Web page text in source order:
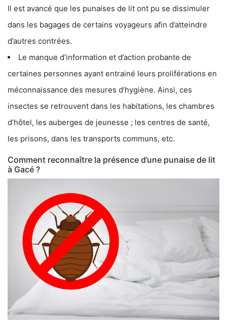
Il est avancé que les punaises de lit ont pu se dissimuler
dans les bagages de certains voyageurs afin d’atteindre
d’autres contrées.
Le manque d’information et d’action probante de
certaines personnes ayant entrainé leurs proliférations en
méconnaissance des mesures d’hygiène. Ainsi, ces
insectes se retrouvent dans les habitations, les chambres
d’hôtel, les auberges de jeunesse ; les centres de santé,
les prisons, dans les transports communs, etc.
Comment reconnaître la présence d’une punaise de lit
à Gacé ?